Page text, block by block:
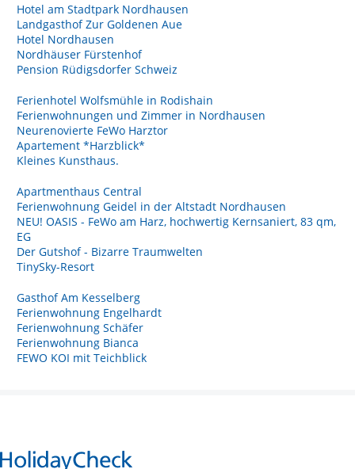
Hotel am Stadtpark Nordhausen
Landgasthof Zur Goldenen Aue
Hotel Nordhausen
Nordhäuser Fürstenhof
Pension Rüdigsdorfer Schweiz
Ferienhotel Wolfsmühle in Rodishain
Ferienwohnungen und Zimmer in Nordhausen
Neurenovierte FeWo Harztor
Apartement *Harzblick*
Kleines Kunsthaus.
Apartmenthaus Central
Ferienwohnung Geidel in der Altstadt Nordhausen
NEU! OASIS - FeWo am Harz, hochwertig Kernsaniert, 83 qm,
EG
Der Gutshof - Bizarre Traumwelten
TinySky-Resort
Gasthof Am Kesselberg
Ferienwohnung Engelhardt
Ferienwohnung Schäfer
Ferienwohnung Bianca
FEWO KOI mit Teichblick